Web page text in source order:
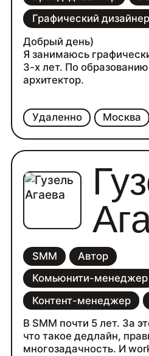
размеры
Удаленно Москва
Графический дизайнер
Добрый день)
Я занимаюсь
3-х лет. По
архитектор.
SMM
Автор
Комьюнити-менеджер
Контент-менеджер
В SMM почти 5 лет. За
что такое дедлайн,
многозадачность. И